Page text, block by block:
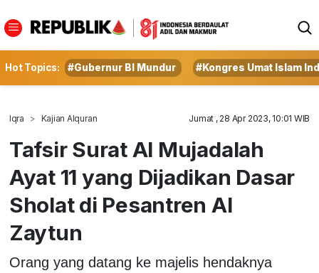
Hot Topics: #Gubernur BI Mundur #Kongres Umat Islam
Iqra Kajian Alquran Jumat , 28 Apr 2023, 10:01 WIB
Tafsir Surat Al Mujadalah
Ayat 11 yang Dijadikan Dasar
Sholat di Pesantren Al
Zaytun
Orang yang datang ke majelis hendaknya